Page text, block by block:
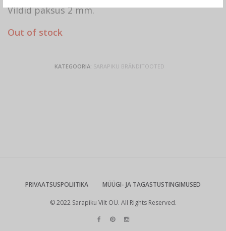
Vildid paksus 2 mm.
Out of stock
KATEGOORIA: SARAPIKU BRÄNDITOOTED
PRIVAATSUSPOLIITIKA MÜÜGI- JA TAGASTUSTINGIMUSED
© 2022 Sarapiku Vilt OÜ. All Rights Reserved.